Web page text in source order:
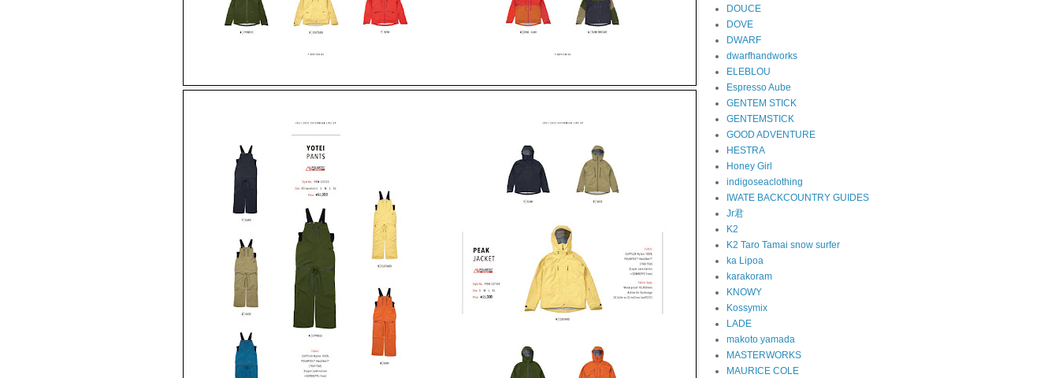
DOUCE
DOVE
DWARF
dwarfhandworks
ELEBLOU
Espresso Aube
GENTEM STICK
GENTEMSTICK
GOOD ADVENTURE
HESTRA
Honey Girl
indigoseaclothing
IWATE BACKCOUNTRY GUIDES
Jr君
K2
K2 Taro Tamai snow surfer
ka Lipoa
karakoram
KNOWY
Kossymix
LADE
makoto yamada
MASTERWORKS
MAURICE COLE